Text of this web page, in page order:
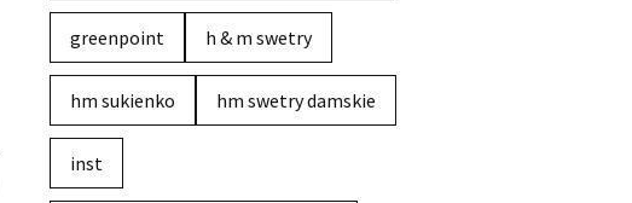
greenpoint h & m swetry
hm sukienko hm swetry damskie
inst